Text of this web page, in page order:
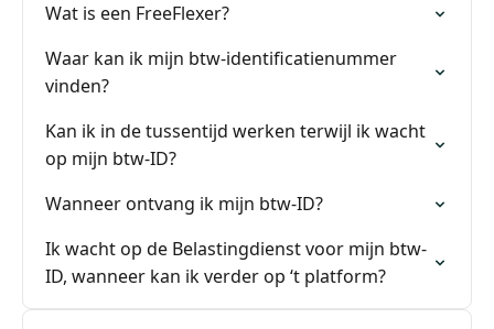
Wat is een FreeFlexer?
Waar kan ik mijn btw-identificatienummer
vinden?
Kan ik in de tussentijd werken terwijl ik wacht
op mijn btw-ID?
Wanneer ontvang ik mijn btw-ID?
Ik wacht op de Belastingdienst voor mijn btw-
ID, wanneer kan ik verder op ‘t platform?